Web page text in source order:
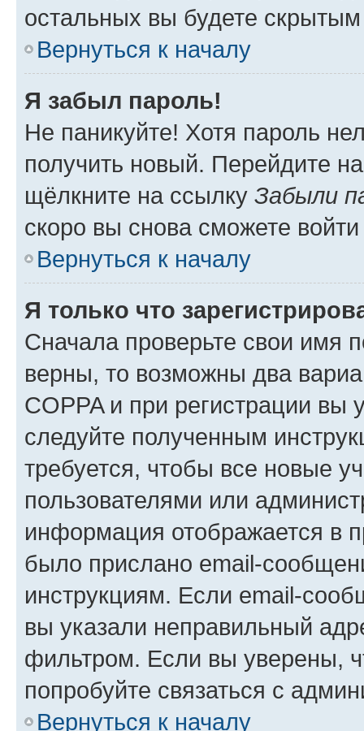
остальных вы будете
Вернуться к началу
Я забыл пароль!
Не паникуйте! Хотя пароль
получить новый. Перейдите
щёлкните на ссылку Забыли
скоро вы снова сможете
Вернуться к началу
Я только что
Сначала проверьте свои имя
верны, то возможны два
COPPA и при регистрации вы
следуйте полученным
требуется, чтобы все новые
пользователями или
информация отображается в
было прислано email-
инструкциям. Если email-
вы указали неправильный
фильтром. Если вы уверены,
попробуйте связаться с
Вернуться к началу